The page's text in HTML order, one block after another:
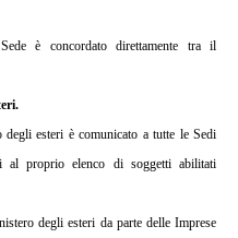
è concordato direttamente tra il
esteri è comunicato a tutte le Sedi
al proprio elenco di soggetti abilitati
degli esteri da parte delle Imprese